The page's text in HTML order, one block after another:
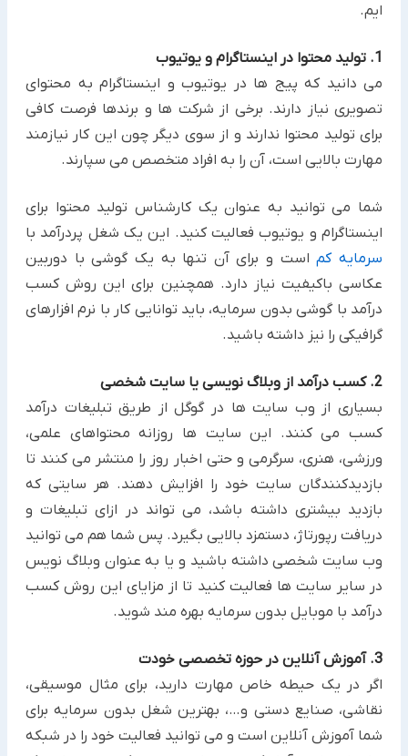
ایم.‏
1. تولید محتوا در اینستاگرام و یوتیوب
می دانید که پیج ها در یوتیوب و اینستاگرام به محتوای
تصویری نیاز دارند. برخی از شرکت ها و برندها فرصت کافی
برای تولید ‏محتوا ندارند و از سوی دیگر چون این کار نیازمند
مهارت بالایی است، آن را به افراد متخصص می سپارند. ‏
شما می توانید به عنوان یک کارشناس تولید محتوا برای
اینستاگرام و یوتیوب فعالیت کنید. این یک شغل پردرآمد با
سرمایه کم‏‏است و برای آن تنها به یک گوشی با دوربین
عکاسی باکیفیت نیاز دارد. همچنین برای این روش کسب
درآمد با گوشی بدون سرمایه، باید توانایی کار با نرم افزارهای
گرافیکی را نیز داشته ‏باشید.‏
2. کسب درآمد از وبلاگ نویسی یا سایت شخصی
بسیاری از وب سایت ها در گوگل از طریق تبلیغات درآمد
کسب می کنند. این سایت ها روزانه محتواهای علمی،
ورزشی، هنری، ‏سرگرمی و حتی اخبار روز را منتشر می کنند تا
بازدیدکنندگان سایت خود را افزایش دهند. هر سایتی که
بازدید بیشتری داشته باشد، می تواند در ازای تبلیغات و
دریافت رپورتاژ، دستمزد بالایی بگیرد. پس شما هم ‏می توانید
وب سایت شخصی داشته باشید و یا به عنوان وبلاگ نویس
در سایر سایت ها فعالیت کنید تا از مزایای این روش کسب
درآمد با موبایل بدون سرمایه بهره مند شوید.
3. آموزش آنلاین در حوزه تخصصی خودت
اگر در یک حیطه خاص مهارت دارید، برای مثال موسیقی،
نقاشی، صنایع دستی و…، بهترین شغل بدون سرمایه برای
شما آموزش آنلاین است و می توانید فعالیت خود را در شبکه